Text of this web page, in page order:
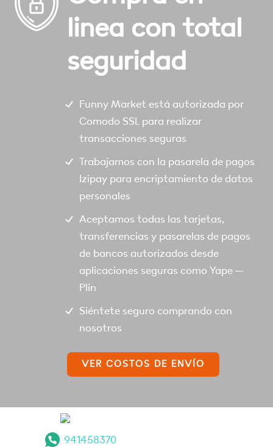
linea con total
seguridad
Funny Market está autorizada por
Comodo SSL para realizar
transacciones seguras
Trabajamos con la pasarela de pagos
Izipay para encriptamiento de datos
personales
Aceptamos todas las tarjetas,
transferencias y pasarelas de pagos
de bancos autorizados desde
aplicaciones seguras como Yape –
Plin
Siéntete seguro comprando con
nosotros
VER COSTOS DE ENVÍO
941458370